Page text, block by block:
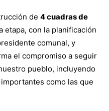
de 4 cuadras de
etapa, con la planificación
comunal, y
el compromiso a seguir
pueblo, incluyendo
como las que